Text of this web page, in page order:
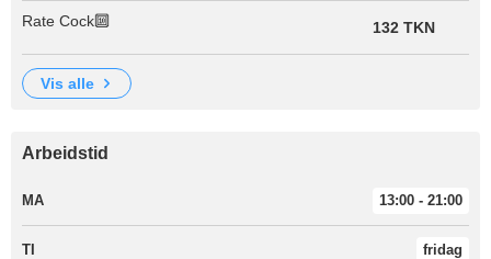
Rate Cock🔟 132 TKN
vis alle
Arbeidstid
MA 13:00 - 21:00
TI fridag